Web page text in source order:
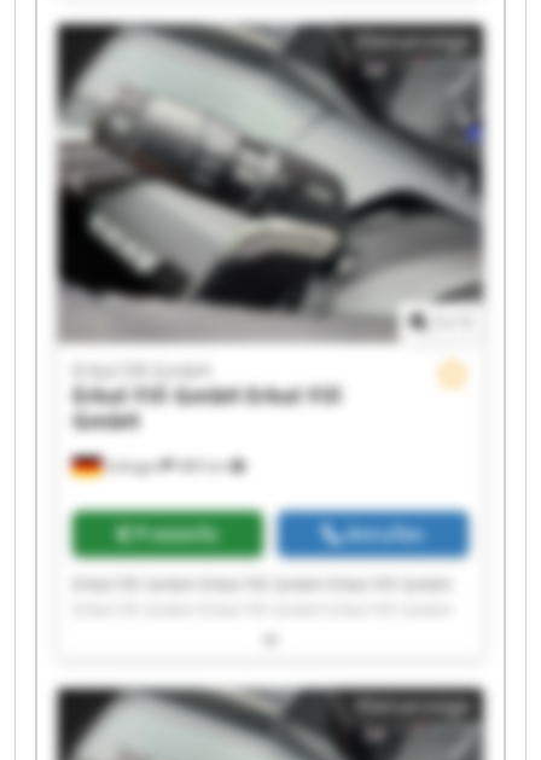
Erkol Fill GmbH Erkol Fill GmbH Erkol Fill GmbH
Erkol Fill GmbH Erkol Fill GmbH Erkol Fill GmbH
Erkol Fill GmbH Erkol Fill GmbH
Kleinanzeige
Solingen 489 km
Erkol Fill GmbH
Erkol Fill GmbHErkol Fill
GmbH
Preisinfo Anrufen
Erkol Fill GmbH Erkol Fill GmbH Erkol Fill GmbH
Erkol Fill GmbH Erkol Fill GmbH Erkol Fill GmbH
Erkol Fill GmbH Erkol Fill GmbH Erkol Fill GmbH
Erkol Fill GmbH Erkol Fill GmbH Erkol Fill GmbH
Erkol Fill GmbH Erkol Fill GmbH
Kleinanzeige